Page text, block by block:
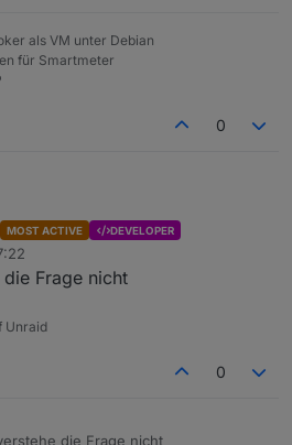
als VM unter Debian
für Smartmeter
0
erhalten?
MOST ACTIVE DEVELOPER
Frage nicht
Unraid
0
die Frage nicht